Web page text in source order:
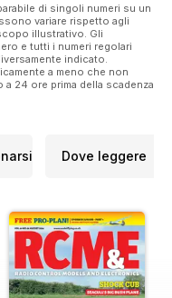
di singoli numeri su un
variare rispetto agli
illustrativo. Gli
e tutti i numeri regolari
indicato.
a meno che non
24 ore prima della scadenza
Dove leggere